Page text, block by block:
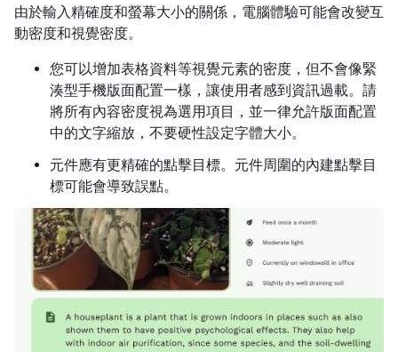
由於輸入精確度和螢幕大小的關係，電腦體驗可能會改變互
動密度和視覺密度。
您可以增加表格資料等視覺元素的密度，但不會像緊
湊型手機版面配置一樣，讓使用者感到資訊過載。請
將所有內容密度視為選用項目，並一律允許版面配置
中的文字縮放，不要硬性設定字體大小。
元件應有更精確的點擊目標。元件周圍的內建點擊目
標可能會導致誤點。